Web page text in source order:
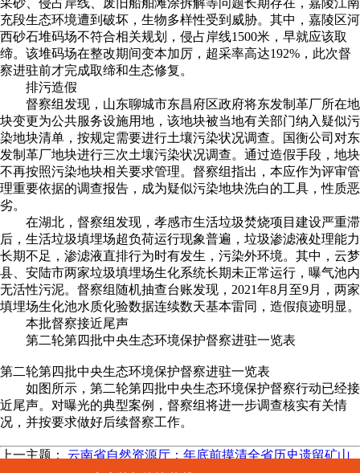
采砂、侵占岸线、废旧船舶滩涂拆解等问题长期存在，嘉陵江南
充段生态环境遭到破坏，生物多样性受到威胁。其中，嘉陵区河
西砂石堆码场不符合相关规划，侵占岸线1500米，早就应该取
缔。该堆码场在整改期间变本加厉，超采率高达192%，此次督
察进驻前才完成取缔和生态修复。
排污造假
督察组发现，山东聊城市东昌府区政府将东发制革厂所在地
块变更为公共服务设施用地，该地块被当地有关部门纳入疑似污
染地块清单，按规定需要进行土壤污染状况调查。国衡公司对东
发制革厂地块进行三次土壤污染状况调查。通过造假手段，地块
不再按照污染地块相关要求管理。督察组指出，本应作为评审管
理重要依据的调查报告，成为疑似污染地块洗白的工具，性质恶
劣。
在湖北，督察组发现，孝感市生活垃圾焚烧项目建设严重滞
后，生活垃圾填埋场超负荷运行现象普遍，垃圾渗滤液处理能力
长期不足，渗滤液直排行为时有发生，污染外环境。其中，云梦
县、安陆市两家垃圾填埋场生化系统长期未正常运行，曝气池内
无活性污泥。督察组随机抽查台账发现，2021年8月至9月，两家
填埋场生化池水质化验数据连续数天基本雷同，造假痕迹明显。
本批督察接近尾声
第二轮第四批中央生态环境保护督察进驻一览表
第二轮第四批中央生态环境保护督察进驻一览表
如图所示，第二轮第四批中央生态环境保护督察行动已经接
近尾声。对曝光的典型案例，督察组将进一步调查核实有关情
况，并按要求做好后续督察工作。
上一主题： 云南省自然资源厅：年底前摸清全省历史遗留矿山